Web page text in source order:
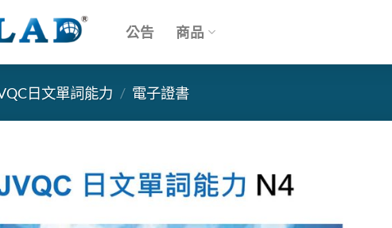
公告 商品
日文單詞能力 / 電子證書